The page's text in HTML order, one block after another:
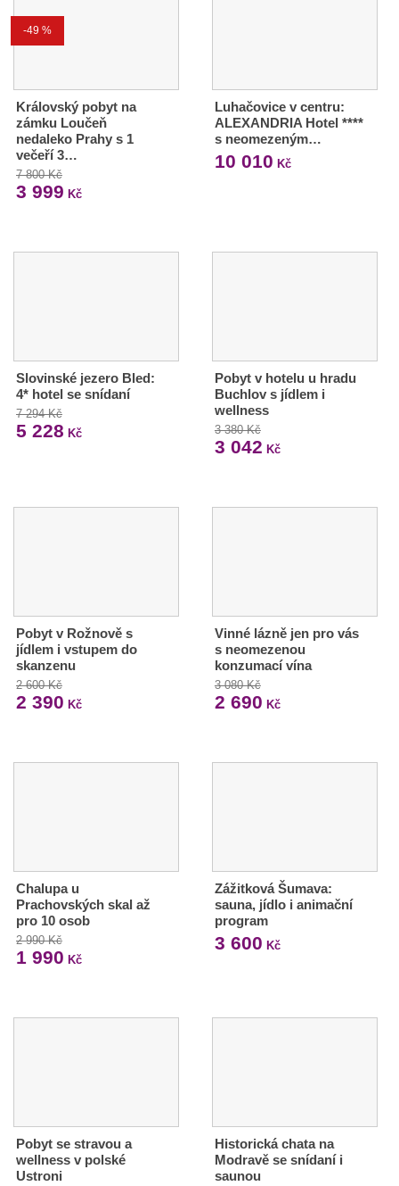
-49 %
Královský pobyt na
zámku Loučeň
nedaleko Prahy s 1
večeří 3…
7 800 Kč
3 999 Kč
Luhačovice v centru:
ALEXANDRIA Hotel ****
s neomezeným…
10 010 Kč
Slovinské jezero Bled:
4* hotel se snídaní
7 294 Kč
5 228 Kč
Pobyt v hotelu u hradu
Buchlov s jídlem i
wellness
3 380 Kč
3 042 Kč
Pobyt v Rožnově s
jídlem i vstupem do
skanzenu
2 600 Kč
2 390 Kč
Vinné lázně jen pro vás
s neomezenou
konzumací vína
3 080 Kč
2 690 Kč
Chalupa u
Prachovských skal až
pro 10 osob
2 990 Kč
1 990 Kč
Zážitková Šumava:
sauna, jídlo i animační
program
3 600 Kč
Pobyt se stravou a
wellness v polské
Ustroni
Historická chata na
Modravě se snídaní i
saunou